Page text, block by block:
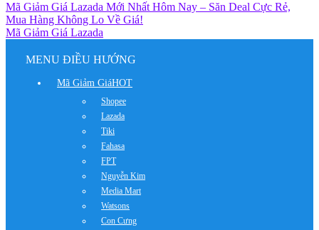
Mã Giảm Giá Lazada Mới Nhất Hôm Nay – Săn Deal Cực Rẻ,
Mua Hàng Không Lo Về Giá!
Mã Giảm Giá Lazada
MENU ĐIỀU HƯỚNG
Mã Giảm GiáHOT
Shopee
Lazada
Tiki
Fahasa
FPT
Nguyễn Kim
Media Mart
Watsons
Con Cưng